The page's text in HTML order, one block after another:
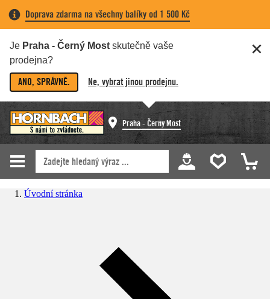
Doprava zdarma na všechny balíky od 1 500 Kč
Je Praha - Černý Most skutečně vaše
prodejna?
ANO, SPRÁVNĚ. Ne, vybrat jinou prodejnu.
Praha - Černý Most
Úvodní stránka